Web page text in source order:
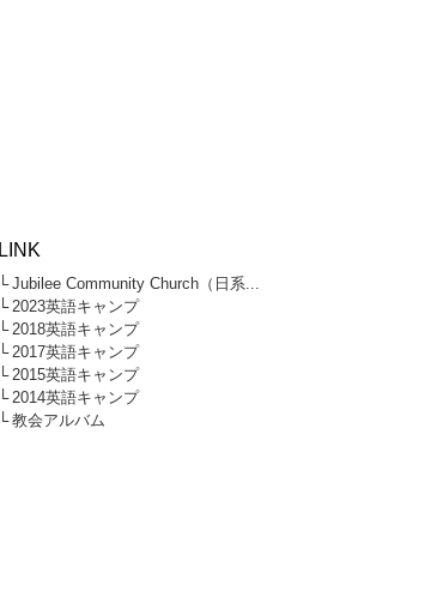
LINK
└Jubilee Community Church（日系...
└2023英語キャンプ
└2018英語キャンプ
└2017英語キャンプ
└2015英語キャンプ
└2014英語キャンプ
└教会アルバム